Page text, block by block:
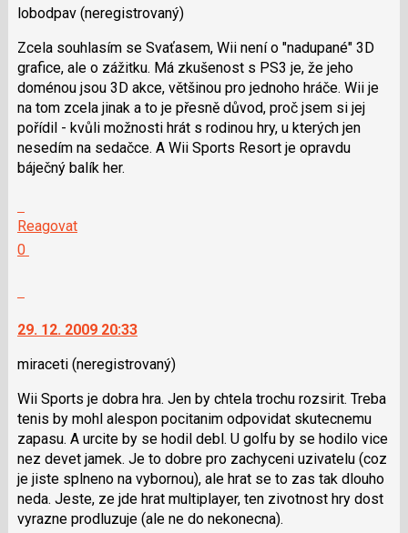
použít
klávesy
N
pro
následující
a
P
pro
názor
lobodpav (neregistrovaný)
Zcela souhlasím se Svaťasem, Wii není o "nadupané" 3D
grafice, ale o zážitku. Má zkušenost s PS3 je, že jeho
doménou jsou 3D akce, většinou pro jednoho hráče. Wii je
na tom zcela jinak a to je přesně důvod, proč jsem si jej
pořídil - kvůli možnosti hrát s rodinou hry, u kterých jen
nesedím na sedačce. A Wii Sports Resort je opravdu
báječný balík her.
na
navigaci
lze
použít
klávesy
N
pro
následující
a
P
pro
Reagovat
0
jako
29. 12. 2009 20:33
miraceti (neregistrovaný)
Wii Sports je dobra hra. Jen by chtela trochu rozsirit. Treba
tenis by mohl alespon pocitanim odpovidat skutecnemu
zapasu. A urcite by se hodil debl. U golfu by se hodilo vice
nez devet jamek. Je to dobre pro zachyceni uzivatelu (coz
je jiste splneno na vybornou), ale hrat se to zas tak dlouho
neda. Jeste, ze jde hrat multiplayer, ten zivotnost hry dost
vyrazne prodluzuje (ale ne do nekonecna).